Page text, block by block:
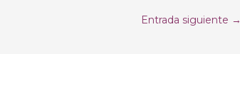
Entrada siguiente